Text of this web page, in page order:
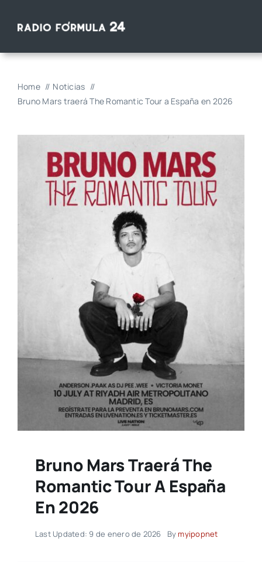
Home
Noticias
Bruno Mars traerá The Romantic Tour a España en 2026
Bruno Mars Traerá The
Romantic Tour A España
En 2026
Last Updated: 9 de enero de 2026 By myipopnet